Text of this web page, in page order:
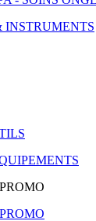
INSTRUMENTS